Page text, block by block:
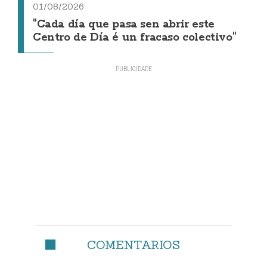
01/08/2026
"Cada día que pasa sen abrir este
Centro de Día é un fracaso colectivo"
COMENTARIOS